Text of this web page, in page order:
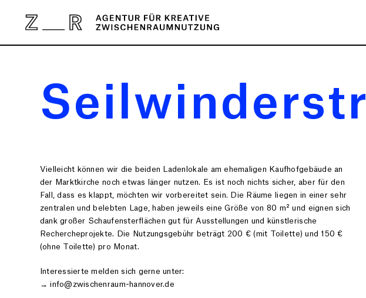
Seilwinderstr
Vielleicht können wir die beiden Ladenlokale am ehemaligen Kaufhofgebäude an
der Marktkirche noch etwas länger nutzen. Es ist noch nichts sicher, aber für den
Fall, dass es klappt, möchten wir vorbereitet sein.
Die Räume liegen in einer sehr
zentralen und belebten Lage, haben jeweils eine Größe von 80 m² und eignen sich
dank großer Schaufensterflächen gut für Ausstellungen und künstlerische
Rechercheprojekte.
Die Nutzungsgebühr beträgt 200 € (mit Toilette) und150 €
(ohne Toilette) pro Monat.
Interessierte melden sich gerne unter:
→ info@zwischenraum-hannover.de